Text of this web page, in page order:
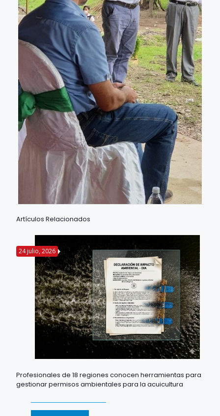
Artículos Relacionados
24 julio, 2026
Profesionales de 18 regiones conocen herramientas para
gestionar permisos ambientales para la acuicultura